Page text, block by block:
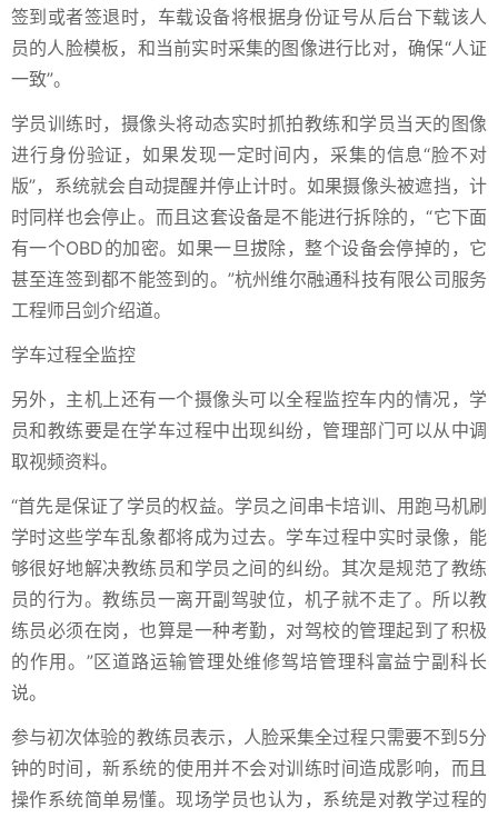
签到或者签退时，车载设备将根据身份证号从后台下载该人
员的人脸模板，和当前实时采集的图像进行比对，确保“人证
一致”。
学员训练时，摄像头将动态实时抓拍教练和学员当天的图像
进行身份验证，如果发现一定时间内，采集的信息“脸不对
版”，系统就会自动提醒并停止计时。如果摄像头被遮挡，计
时同样也会停止。而且这套设备是不能进行拆除的，“它下面
有一个OBD的加密。如果一旦拔除，整个设备会停掉的，它
甚至连签到都不能签到的。”杭州维尔融通科技有限公司服务
工程师吕剑介绍道。
学车过程全监控
另外，主机上还有一个摄像头可以全程监控车内的情况，学
员和教练要是在学车过程中出现纠纷，管理部门可以从中调
取视频资料。
“首先是保证了学员的权益。学员之间串卡培训、用跑马机刷
学时这些学车乱象都将成为过去。学车过程中实时录像，能
够很好地解决教练员和学员之间的纠纷。其次是规范了教练
员的行为。教练员一离开副驾驶位，机子就不走了。所以教
练员必须在岗，也算是一种考勤，对驾校的管理起到了积极
的作用。”区道路运输管理处维修驾培管理科富益宁副科长
说。
参与初次体验的教练员表示，人脸采集全过程只需要不到5分
钟的时间，新系统的使用并不会对训练时间造成影响，而且
操作系统简单易懂。现场学员也认为，系统是对教学过程的